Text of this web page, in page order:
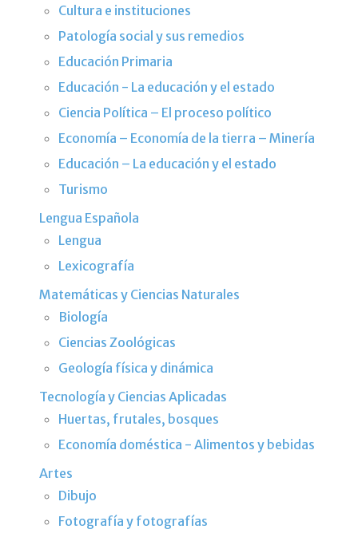
Cultura e instituciones
Patología social y sus remedios
Educación Primaria
Educación - La educación y el estado
Ciencia Política – El proceso político
Economía – Economía de la tierra – Minería
Educación – La educación y el estado
Turismo
Lengua Española
Lengua
Lexicografía
Matemáticas y Ciencias Naturales
Biología
Ciencias Zoológicas
Geología física y dinámica
Tecnología y Ciencias Aplicadas
Huertas, frutales, bosques
Economía doméstica - Alimentos y bebidas
Artes
Dibujo
Fotografía y fotografías